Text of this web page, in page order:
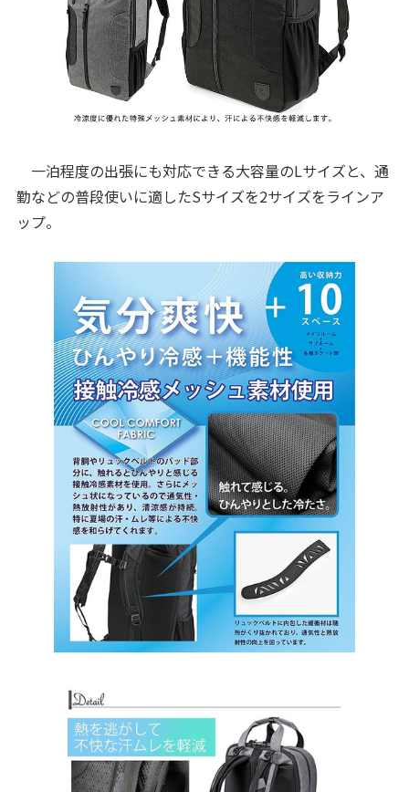
一泊程度の出張にも対応できる大容量のLサイズと、通
勤などの普段使いに適したSサイズを2サイズをラインア
ップ。